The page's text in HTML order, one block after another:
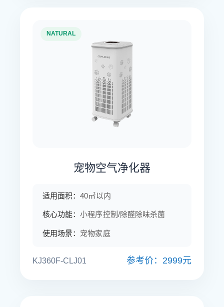
NATURAL
宠物空气净化器
适用面积：40㎡以内
核心功能：小程序控制/除醛除味杀菌
使用场景： 宠物家庭
KJ360F-CLJ01 参考价：2999元